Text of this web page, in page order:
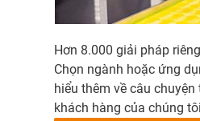
Hơn 8.000 giải pháp
Chọn ngành hoặc ứng
hiểu thêm về câu
khách hàng của chúng